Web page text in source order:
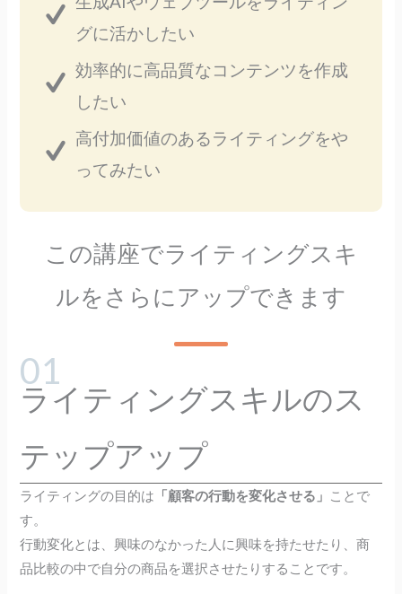
グに活かしたい
効率的に高品質なコンテンツを作成
したい
高付加価値のあるライティングをや
ってみたい
この講座でライティングスキ
ルをさらにアップできます
ライティングスキルのス
テップアップ
ライティングの目的は 「顧客の行動を変化させる」 ことで
す。
行動変化とは、興味のなかった人に興味を持たせたり、商
品比較の中で自分の商品を選択させたりすることです。